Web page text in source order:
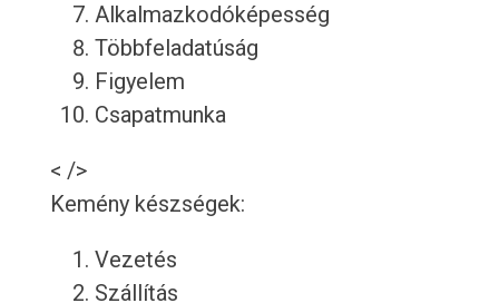
Alkalmazkodóképesség
Többfeladatúság
Figyelem
Csapatmunka
< />
Kemény készségek:
Vezetés
Szállítás